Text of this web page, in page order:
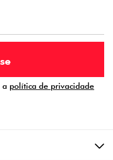
a política de privacidade